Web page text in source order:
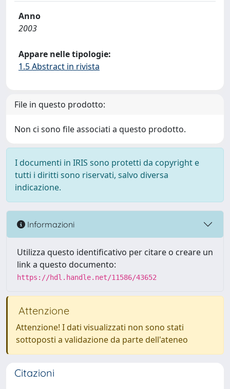
Anno
2003
Appare nelle tipologie:
1.5 Abstract in rivista
File in questo prodotto:
Non ci sono file associati a questo prodotto.
I documenti in IRIS sono protetti da copyright e
tutti i diritti sono riservati, salvo diversa
indicazione.
Informazioni
Utilizza questo identificativo per citare o creare un
link a questo documento:
https://hdl.handle.net/11586/43652
Attenzione
Attenzione! I dati visualizzati non sono stati
sottoposti a validazione da parte dell'ateneo
Citazioni